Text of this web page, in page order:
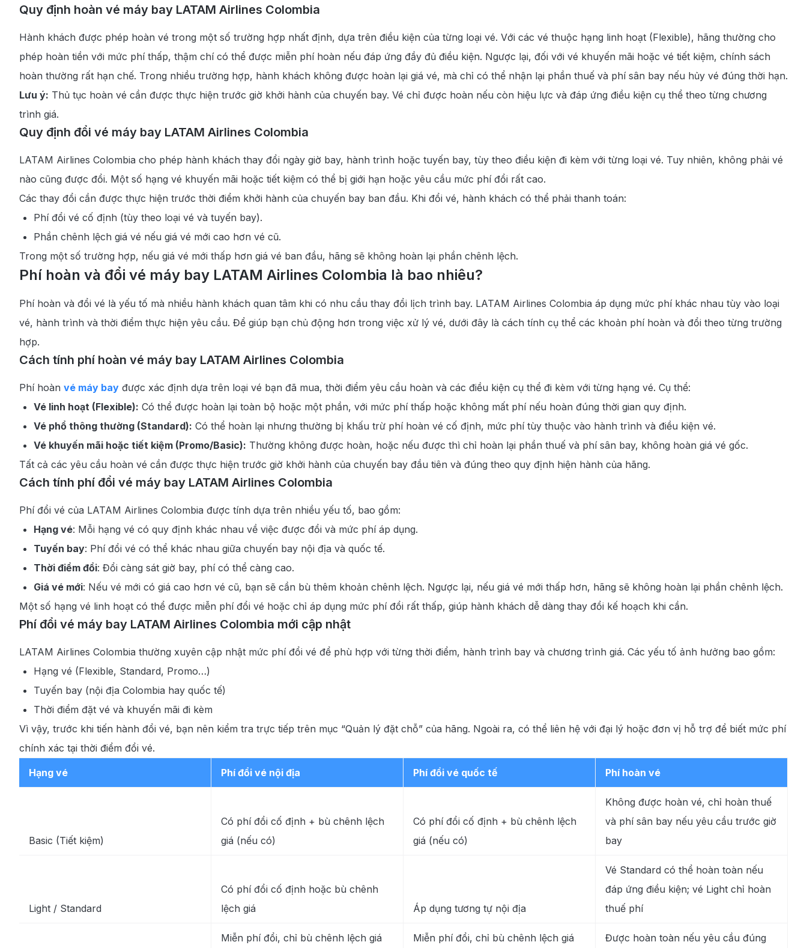
Quy định hoàn vé máy bay LATAM Airlines Colombia
Hành khách được phép hoàn vé trong một số trường hợp nhất định, dựa trên điều kiện của từng loại vé. Với các vé thuộc hạng linh hoạt (Flexible), hãng thường cho
phép hoàn tiền với mức phí thấp, thậm chí có thể được miễn phí hoàn nếu đáp ứng đầy đủ điều kiện. Ngược lại, đối với vé khuyến mãi hoặc vé tiết kiệm, chính sách
hoàn thường rất hạn chế. Trong nhiều trường hợp, hành khách không được hoàn lại giá vé, mà chỉ có thể nhận lại phần thuế và phí sân bay nếu hủy vé đúng thời hạn.
Lưu ý: Thủ tục hoàn vé cần được thực hiện trước giờ khởi hành của chuyến bay. Vé chỉ được hoàn nếu còn hiệu lực và đáp ứng điều kiện cụ thể theo từng chương
trình giá.
Quy định đổi vé máy bay LATAM Airlines Colombia
LATAM Airlines Colombia cho phép hành khách thay đổi ngày giờ bay, hành trình hoặc tuyến bay, tùy theo điều kiện đi kèm với từng loại vé. Tuy nhiên, không phải vé
nào cũng được đổi. Một số hạng vé khuyến mãi hoặc tiết kiệm có thể bị giới hạn hoặc yêu cầu mức phí đổi rất cao.
Các thay đổi cần được thực hiện trước thời điểm khởi hành của chuyến bay ban đầu. Khi đổi vé, hành khách có thể phải thanh toán:
Phí đổi vé cố định (tùy theo loại vé và tuyến bay).
Phần chênh lệch giá vé nếu giá vé mới cao hơn vé cũ.
Trong một số trường hợp, nếu giá vé mới thấp hơn giá vé ban đầu, hãng sẽ không hoàn lại phần chênh lệch.
Phí hoàn và đổi vé máy bay LATAM Airlines Colombia là bao nhiêu?
Phí hoàn và đổi vé là yếu tố mà nhiều hành khách quan tâm khi có nhu cầu thay đổi lịch trình bay. LATAM Airlines Colombia áp dụng mức phí khác nhau tùy vào loại
vé, hành trình và thời điểm thực hiện yêu cầu. Để giúp bạn chủ động hơn trong việc xử lý vé, dưới đây là cách tính cụ thể các khoản phí hoàn và đổi theo từng trường
hợp.
Cách tính phí hoàn vé máy bay LATAM Airlines Colombia
Phí hoàn vé máy bay được xác định dựa trên loại vé bạn đã mua, thời điểm yêu cầu hoàn và các điều kiện cụ thể đi kèm với từng hạng vé. Cụ thể:
Vé linh hoạt (Flexible): Có thể được hoàn lại toàn bộ hoặc một phần, với mức phí thấp hoặc không mất phí nếu hoàn đúng thời gian quy định.
Vé phổ thông thường (Standard): Có thể hoàn lại nhưng thường bị khấu trừ phí hoàn vé cố định, mức phí tùy thuộc vào hành trình và điều kiện vé.
Vé khuyến mãi hoặc tiết kiệm (Promo/Basic): Thường không được hoàn, hoặc nếu được thì chỉ hoàn lại phần thuế và phí sân bay, không hoàn giá vé gốc.
Tất cả các yêu cầu hoàn vé cần được thực hiện trước giờ khởi hành của chuyến bay đầu tiên và đúng theo quy định hiện hành của hãng.
Cách tính phí đổi vé máy bay LATAM Airlines Colombia
Phí đổi vé của LATAM Airlines Colombia được tính dựa trên nhiều yếu tố, bao gồm:
Hạng vé: Mỗi hạng vé có quy định khác nhau về việc được đổi và mức phí áp dụng.
Tuyến bay: Phí đổi vé có thể khác nhau giữa chuyến bay nội địa và quốc tế.
Thời điểm đổi: Đổi càng sát giờ bay, phí có thể càng cao.
Giá vé mới: Nếu vé mới có giá cao hơn vé cũ, bạn sẽ cần bù thêm khoản chênh lệch. Ngược lại, nếu giá vé mới thấp hơn, hãng sẽ không hoàn lại phần chênh lệch.
Một số hạng vé linh hoạt có thể được miễn phí đổi vé hoặc chỉ áp dụng mức phí đổi rất thấp, giúp hành khách dễ dàng thay đổi kế hoạch khi cần.
Phí đổi vé máy bay LATAM Airlines Colombia mới cập nhật
LATAM Airlines Colombia thường xuyên cập nhật mức phí đổi vé để phù hợp với từng thời điểm, hành trình bay và chương trình giá. Các yếu tố ảnh hưởng bao gồm:
Hạng vé (Flexible, Standard, Promo…)
Tuyến bay (nội địa Colombia hay quốc tế)
Thời điểm đặt vé và khuyến mãi đi kèm
Vì vậy, trước khi tiến hành đổi vé, bạn nên kiểm tra trực tiếp trên mục “Quản lý đặt chỗ” của hãng. Ngoài ra, có thể liên hệ với đại lý hoặc đơn vị hỗ trợ để biết mức phí
chính xác tại thời điểm đổi vé.
Hạng vé Phí đổi vé nội địa Phí đổi vé quốc tế Phí hoàn vé
Basic (Tiết kiệm)
Có phí đổi cố định + bù chênh lệch
giá (nếu có)
Có phí đổi cố định + bù chênh lệch
giá (nếu có)
Không được hoàn vé, chỉ hoàn thuế
và phí sân bay nếu yêu cầu trước giờ
bay
Light / Standard
Có phí đổi cố định hoặc bù chênh
lệch giá
Áp dụng tương tự nội địa
Vé Standard có thể hoàn toàn nếu
đáp ứng điều kiện; vé Light chỉ hoàn
thuế phí
Miễn phí đổi, chỉ bù chênh lệch giá Miễn phí đổi, chỉ bù chênh lệch giá Được hoàn toàn nếu yêu cầu đúng